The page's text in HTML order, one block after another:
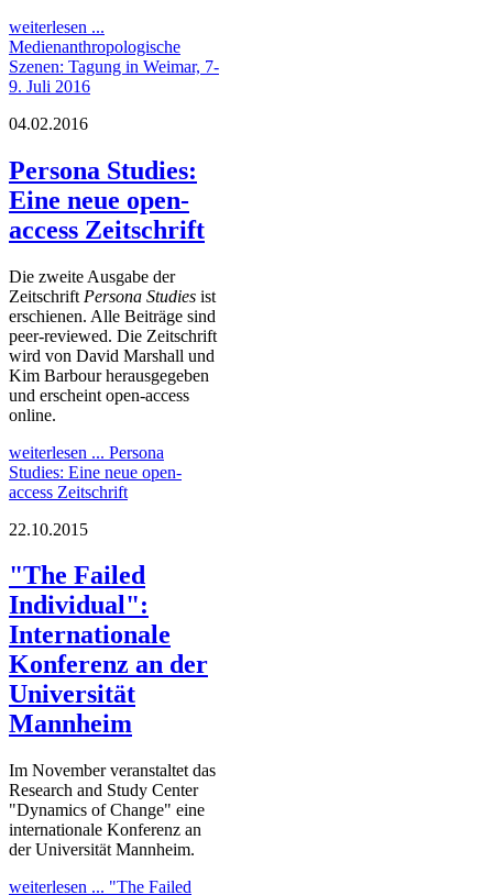
weiterlesen ...
Medienanthropologische
Szenen: Tagung in Weimar, 7-
9. Juli 2016
04.02.2016
Persona Studies:
Eine neue open-
access Zeitschrift
Die zweite Ausgabe der
Zeitschrift Persona Studies ist
erschienen. Alle Beiträge sind
peer-reviewed. Die Zeitschrift
wird von David Marshall und
Kim Barbour herausgegeben
und erscheint open-access
online.
weiterlesen ... Persona
Studies: Eine neue open-
access Zeitschrift
22.10.2015
"The Failed
Individual":
Internationale
Konferenz an der
Universität
Mannheim
Im November veranstaltet das
Research and Study Center
"Dynamics of Change" eine
internationale Konferenz an
der Universität Mannheim.
weiterlesen ... "The Failed